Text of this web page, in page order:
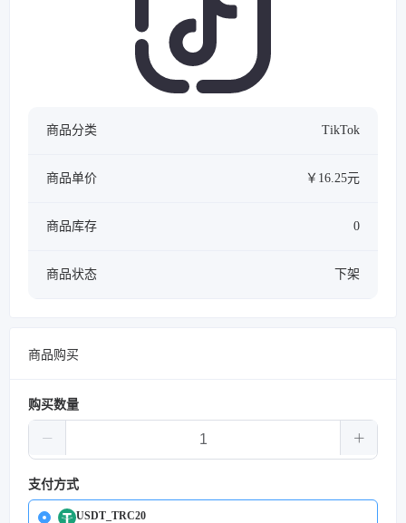
商品分类 TikTok
商品单价 ￥16.25元
商品库存 0
商品状态 下架
商品购买
购买数量
支付方式
USDT_TRC20